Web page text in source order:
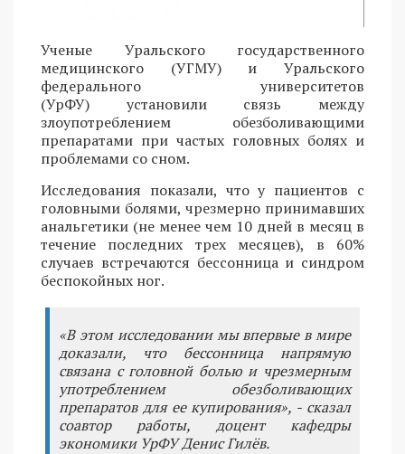
Ученые Уральского государственного
медицинского (УГМУ) и Уральского
федерального университетов
(УрФУ) установили связь между
злоупотреблением обезболивающими
препаратами при частых головных болях и
проблемами со сном.
Исследования показали, что у пациентов с
головными болями, чрезмерно принимавших
анальгетики (не менее чем 10 дней в месяц в
течение последних трех месяцев), в 60%
случаев встречаются бессонница и синдром
беспокойных ног.
«В этом исследовании мы впервые в мире
доказали, что бессонница напрямую
связана с головной болью и чрезмерным
употреблением обезболивающих
препаратов для ее купирования», - сказал
соавтор работы, доцент кафедры
экономики УрФУ Денис Гилёв.